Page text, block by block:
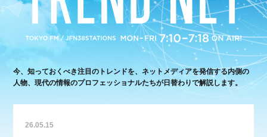
今、知っておくべき注目のトレンドを、ネットメディアを発信する内側の
人物、現代の情報のプロフェッショナルたちが日替わりで解説します。
26.05.15